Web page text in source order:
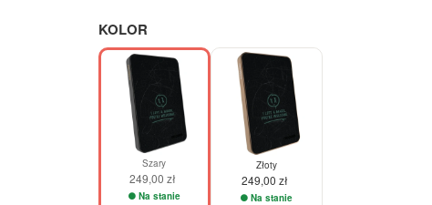
KOLOR
Szary
249,00 zł
Na stanie
Złoty
249,00 zł
Na stanie